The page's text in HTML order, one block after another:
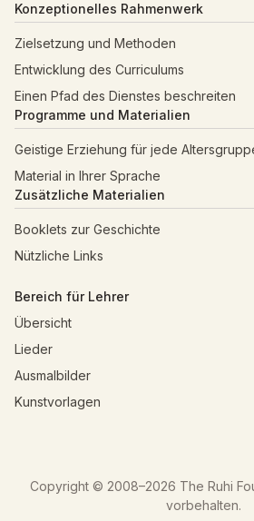
Konzeptionelles Rahmenwerk
Zielsetzung und Methoden
Entwicklung des Curriculums
Einen Pfad des Dienstes beschreiten
Programme und Materialien
Geistige Erziehung für jede
Material in Ihrer Sprache
Zusätzliche Materialien
Booklets zur Geschichte
Nützliche Links
Bereich für Lehrer
Übersicht
Lieder
Ausmalbilder
Kunstvorlagen
Copyright © 2008–2026 The Ruhi
vorbehalten.